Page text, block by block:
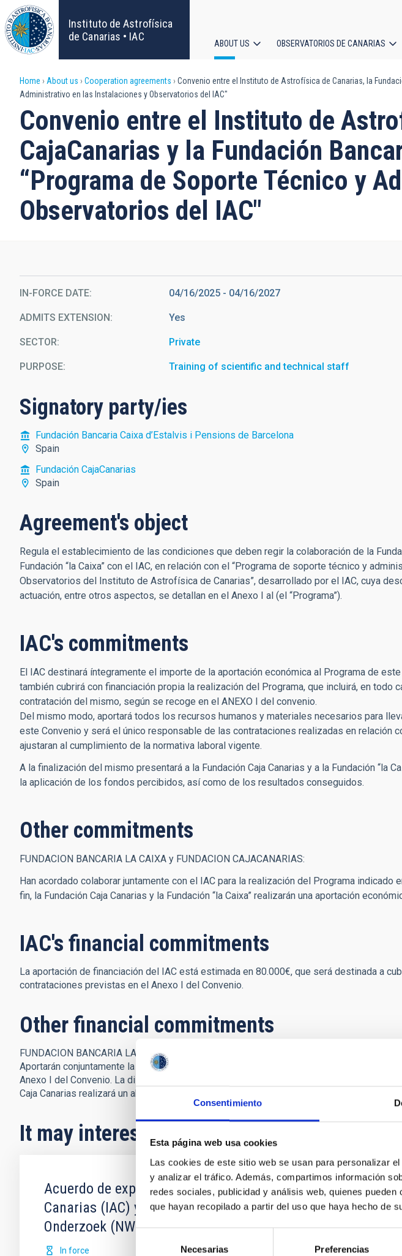
Consentimiento
Esta página web usa cookies
Las cookies de este sitio web se usan para personalizar
y analizar el tráfico. Además, compartimos información
redes sociales, publicidad y análisis web, quienes
que hayan recopilado a partir del uso que haya hecho de
Necesarias Preferencias
Skip
to
main
content
Instituto de Astrofísica
de Canarias • IAC
Main
navigation
ABOUT US OBSERVATORIOS DE CANARIAS
Breadcrumb
Home About us Cooperation agreements
Convenio entre el Instituto de Astrofísica de Canarias, la
Administrativo en las Instalaciones y Observatorios del IAC"
Convenio entre el Instituto de
CajaCanarias y la Fundación
“Programa de Soporte Técnico y
Observatorios del IAC"
IN-FORCE DATE 04/16/2025 - 04/16/2027
ADMITS EXTENSION Yes
SECTOR Private
PURPOSE Training of scientific and technical staff
Signatory party/ies
Fundación Bancaria Caixa d’Estalvis i Pensions de Barcelona
Spain
Fundación CajaCanarias
Spain
Agreement's object
Regula el establecimiento de las condiciones que deben regir la colaboración de la
Fundación “la Caixa” con el IAC, en relación con el “Programa de soporte técnico y
Observatorios del Instituto de Astrofísica de Canarias”, desarrollado por el IAC, cuya
actuación, entre otros aspectos, se detallan en el Anexo I al (el “Programa”).
IAC's commitments
El IAC destinará íntegramente el importe de la aportación económica al Programa de
también cubrirá con financiación propia la realización del Programa, que incluirá, en todo
contratación del mismo, según se recoge en el ANEXO I del convenio.
Del mismo modo, aportará todos los recursos humanos y materiales necesarios para
este Convenio y será el único responsable de las contrataciones realizadas en relación
ajustaran al cumplimiento de la normativa laboral vigente.
A la finalización del mismo presentará a la Fundación Caja Canarias y a la Fundación “la
la aplicación de los fondos percibidos, así como de los resultados conseguidos.
Other commitments
FUNDACION BANCARIA LA CAIXA y FUNDACION CAJACANARIAS:
Han acordado colaborar juntamente con el IAC para la realización del Programa indicado
fin, la Fundación Caja Canarias y la Fundación “la Caixa” realizarán una aportación
IAC's financial commitments
La aportación de financiación del IAC está estimada en 80.000€, que será destinada a
contrataciones previstas en el Anexo I del Convenio.
Other financial commitments
FUNDACION BANCARIA LA CAIXA y FUNDACION CAJACANARIAS:
Aportarán conjuntamente la cantidad de 120.000€, destinada a cubrir parcialmente las
Anexo I del Convenio. La distribución de la aportación económica será de forma paritaria,
Caja Canarias realizará un abono de 60.000€, y Fundación “la Caixa” realizará un abono de
It may interest you
Acuerdo de explotación científica de los telescopios
Canarias (IAC) y Science and Technology Facilities
Onderzoek (NWO)
In force